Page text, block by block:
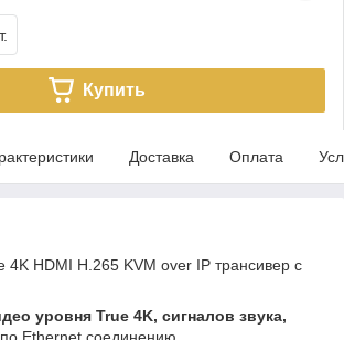
Купить
Доставка Оплата
4K HDMI H.265 KVM over IP трансивер с
уровня True 4K, сигналов звука,
по Ethernet соединению